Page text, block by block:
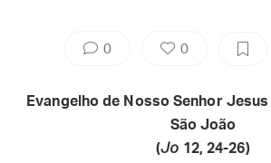
0 0
Evangelho de Nosso Senhor
São João
(Jo 12, 24-26)